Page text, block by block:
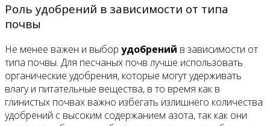
Роль удобрений в зависимости от типа
почвы
Не менее важен и выбор удобрений в зависимости от
типа почвы. Для песчаных почв лучше использовать
органические удобрения, которые могут удерживать
влагу и питательные вещества, в то время как в
глинистых почвах важно избегать излишнего количества
удобрений с высоким содержанием азота, так как они